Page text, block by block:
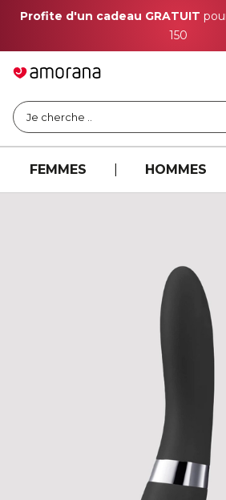
Profite d'un cadeau GRATUIT
150
Je cherche ..
FEMMES HOMMES